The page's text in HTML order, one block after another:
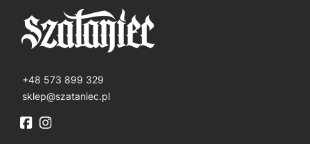
+48 573 899 329
sklep@szataniec.pl